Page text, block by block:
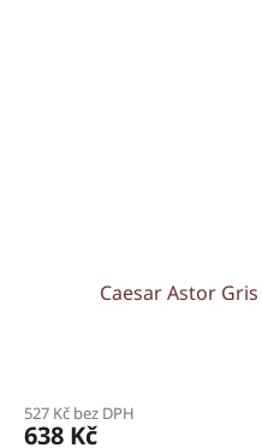
Caesar Astor
527 Kč bez DPH
638 Kč